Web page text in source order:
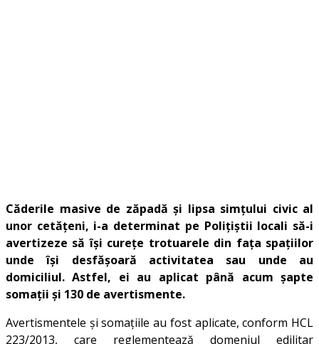
Căderile masive de zăpadă și lipsa simțului civic al
unor cetățeni, i-a determinat pe Poliţiştii locali să-i
avertizeze să îşi cureţe trotuarele din faţa spaţiilor
unde îşi desfăşoară activitatea sau unde au
domiciliul. Astfel, ei au aplicat până acum șapte
somații și 130 de avertismente.
Avertismentele şi somaţiile au fost aplicate, conform HCL
223/2013, care reglementează domeniul edilitar